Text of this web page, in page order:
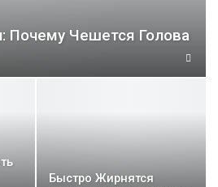
Почему Чешется Голова
Быстро Жирнятся